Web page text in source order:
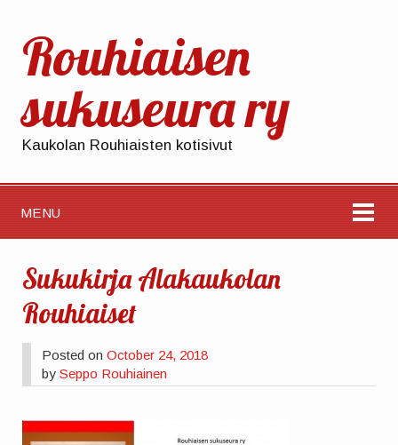
Rouhiaisen
sukuseura ry
Kaukolan Rouhiaisten kotisivut
MENU
Sukukirja Alakaukolan
Rouhiaiset
Posted onOctober 24, 2018
bySeppo Rouhiainen